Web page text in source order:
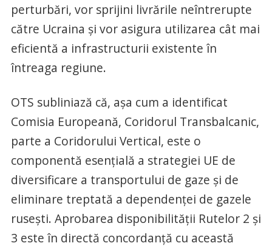
perturbări, vor sprijini livrările neîntrerupte
către Ucraina și vor asigura utilizarea cât mai
eficientă a infrastructurii existente în
întreaga regiune.
OTS subliniază că, așa cum a identificat
Comisia Europeană, Coridorul Transbalcanic,
parte a Coridorului Vertical, este o
componentă esențială a strategiei UE de
diversificare a transportului de gaze și de
eliminare treptată a dependenței de gazele
rusești. Aprobarea disponibilității Rutelor 2 și
3 este în directă concordanță cu această